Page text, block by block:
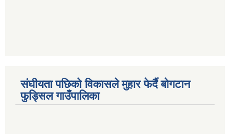
संघीयता पछिको विकासले मुहार फेर्दै बोगटान
फुड्सिल गाउँपालिका